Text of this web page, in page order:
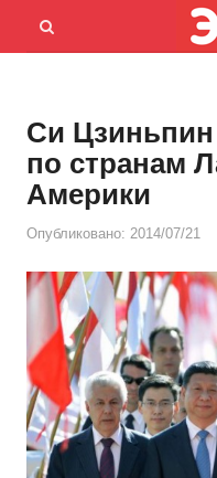
Menu
Открыть
Си Цзиньпин
по странам
Америки
Опубликовано: 2014/07/21